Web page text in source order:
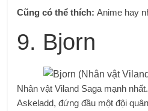
Cũng có thể thích:Anime hay
9. Bjorn
Nhân vật Viland Saga mạnh
Askeladd, đứng đầu một đội